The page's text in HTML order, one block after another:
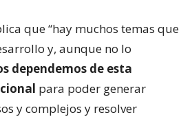
que “hay muchos temas que
y, aunque no lo
dependemos de esta
para poder generar
y complejos y resolver